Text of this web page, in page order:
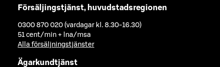
Försäljingstjänst, huvudstadsregionen
0300 870 020 (vardagar kl. 8.30-16.30)
51 cent/min + lna/msa
Alla försäljningstjänster
Ägarkundtjänst